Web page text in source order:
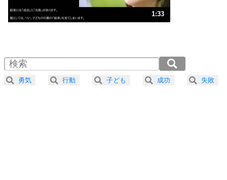
ストレス対策
人生、なんとかなるもの。
気楽に生きる30の方法
4 器の大きい人は、怒りを優しさで表現する。
プラス思考
1:33
2.0倍速 （184KB 46秒）
2.5倍速 （147KB 37秒）
3.0倍速 （123KB 31秒）
勇気 行動 子ども 成功 失敗